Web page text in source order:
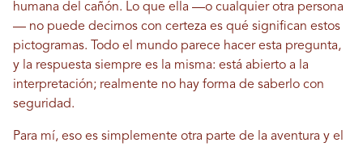
humana del cañón. Lo que ella —o cualquier otra persona
— no puede decirnos con certeza es qué significan estos
pictogramas. Todo el mundo parece hacer esta pregunta,
y la respuesta siempre es la misma: está abierto a la
interpretación; realmente no hay forma de saberlo con
seguridad.
Para mí, eso es simplemente otra parte de la aventura y el